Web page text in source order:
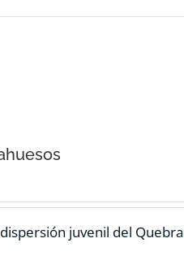
juvenil del